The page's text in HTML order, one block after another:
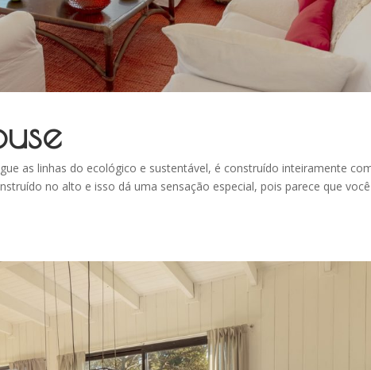
as linhas do ecológico e sustentável, é construído inteiramente
no alto e isso dá uma sensação especial, pois parece que você